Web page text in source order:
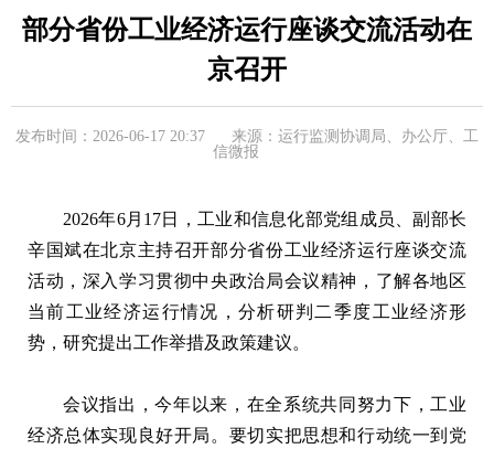
部分省份工业经济运行座谈交流活动在
京召开
发布时间：2026-06-17 20:37
来源：运行监测协调局、办公厅、工
信微报
2026年6月17日，工业和信息化部党组成员、副部长
辛国斌在北京主持召开部分省份工业经济运行座谈交流
活动，深入学习贯彻中央政治局会议精神，了解各地区
当前工业经济运行情况，分析研判二季度工业经济形
势，研究提出工作举措及政策建议。
会议指出，今年以来，在全系统共同努力下，工业
经济总体实现良好开局。要切实把思想和行动统一到党